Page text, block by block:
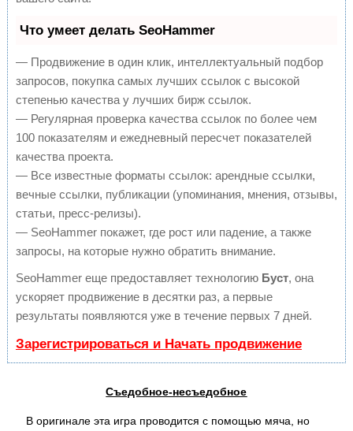
Что умеет делать SeoHammer
— Продвижение в один клик, интеллектуальный подбор
запросов, покупка самых лучших ссылок с высокой
степенью качества у лучших бирж ссылок.
— Регулярная проверка качества ссылок по более чем
100 показателям и ежедневный пересчет показателей
качества проекта.
— Все известные форматы ссылок: арендные ссылки,
вечные ссылки, публикации (упоминания, мнения, отзывы,
статьи, пресс-релизы).
— SeoHammer покажет, где рост или падение, а также
запросы, на которые нужно обратить внимание.
SeoHammer еще предоставляет технологию Буст, она
ускоряет продвижение в десятки раз, а первые
результаты появляются уже в течение первых 7 дней.
Зарегистрироваться и Начать продвижение
Съедобное-несъедобное
В оригинале эта игра проводится с помощью мяча, но